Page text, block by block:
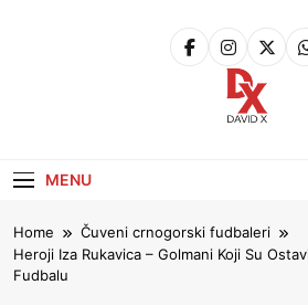
MENU
Home
Čuveni crnogorski fudbaleri
Heroji Iza Rukavica – Golmani Koji Su
Fudbalu